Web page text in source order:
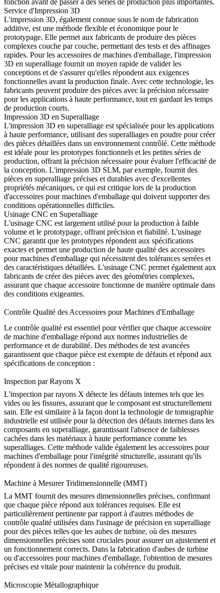
Service d'Impression 3D
L'impression 3D, également connue sous le nom de fabrication
additive, est une méthode flexible et économique pour le
prototypage. Elle permet aux fabricants de produire des pièces
complexes couche par couche, permettant des tests et des affinages
rapides. Pour les accessoires de machines d'emballage, l'impression
3D en superalliage fournit un moyen rapide de valider les
conceptions et de s'assurer qu'elles répondent aux exigences
fonctionnelles avant la production finale. Avec cette technologie, les
fabricants peuvent produire des pièces avec la précision nécessaire
pour les applications à haute performance, tout en gardant les temps
de production courts.
Impression 3D en Superalliage
L'impression 3D en superalliage est spécialisée pour les applications
à haute performance, utilisant des superalliages en poudre pour créer
des pièces détaillées dans un environnement contrôlé. Cette méthode
est idéale pour les prototypes fonctionnels et les petites séries de
production, offrant la précision nécessaire pour évaluer l'efficacité de
la conception. L'impression 3D SLM, par exemple, fournit des
pièces en superalliage précises et durables avec d'excellentes
propriétés mécaniques, ce qui est critique lors de la production
d'accessoires pour machines d'emballage qui doivent supporter des
conditions opérationnelles difficiles.
Usinage CNC en Superalliage
L'usinage CNC est largement utilisé pour la production à faible
volume et le prototypage, offrant précision et fiabilité. L'usinage
CNC garantit que les prototypes répondent aux spécifications
exactes et permet une production de haute qualité des accessoires
pour machines d'emballage qui nécessitent des tolérances serrées et
des caractéristiques détaillées. L'usinage CNC permet également aux
fabricants de créer des pièces avec des géométries complexes,
assurant que chaque accessoire fonctionne de manière optimale dans
des conditions exigeantes.
Contrôle Qualité des Accessoires pour Machines d'Emballage
Le contrôle qualité est essentiel pour vérifier que chaque accessoire
de machine d'emballage répond aux normes industrielles de
performance et de durabilité. Des méthodes de test avancées
garantissent que chaque pièce est exempte de défauts et répond aux
spécifications de conception :
Inspection par Rayons X
L'inspection par rayons X détecte les défauts internes tels que les
vides ou les fissures, assurant que le composant est structurellement
sain. Elle est similaire à la façon dont la technologie de tomographie
industrielle est utilisée pour la détection des défauts internes dans les
composants en superalliage, garantissant l'absence de faiblesses
cachées dans les matériaux à haute performance comme les
superalliages. Cette méthode valide également les accessoires pour
machines d'emballage pour l'intégrité structurelle, assurant qu'ils
répondent à des normes de qualité rigoureuses.
Machine à Mesurer Tridimensionnelle (MMT)
La MMT fournit des mesures dimensionnelles précises, confirmant
que chaque pièce répond aux tolérances requises. Elle est
particulièrement pertinente par rapport à d'autres méthodes de
contrôle qualité utilisées dans l'usinage de précision en superalliage
pour des pièces telles que les aubes de turbine, où des mesures
dimensionnelles précises sont cruciales pour assurer un ajustement et
un fonctionnement corrects. Dans la fabrication d'aubes de turbine
ou d'accessoires pour machines d'emballage, l'obtention de mesures
précises est vitale pour maintenir la cohérence du produit.
Microscopie Métallographique